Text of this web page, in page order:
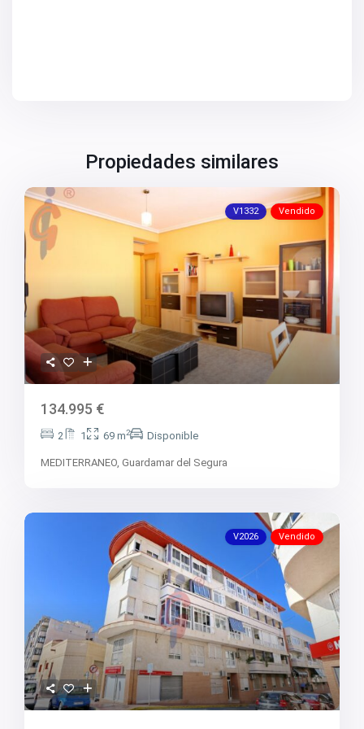
V2699
V2701
V2706
V2707
V2708
V2718
V2719
V2720
V2724
V2725
V2731
V2734
V2736
V2737
V2738
V2742
V2760
V2761
V2762
V2763
V2764
V2765
V2766
Propiedades similares
V1332 Vendido
134.995 €
2 1 69 m2 Disponible
MEDITERRANEO,Guardamar del Segura
V2026 Vendido